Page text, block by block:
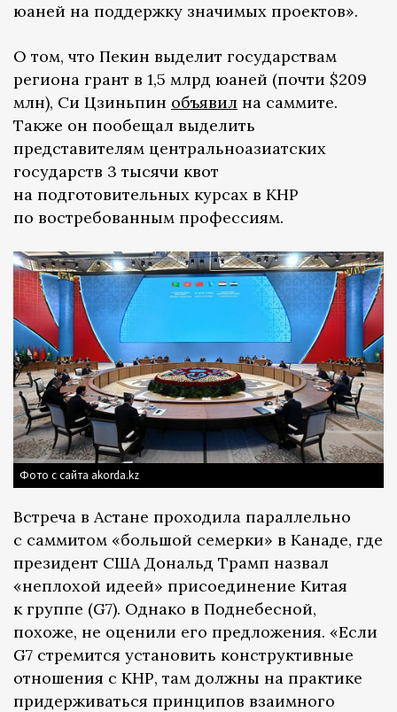
юаней на поддержку значимых проектов».
О том, что Пекин выделит государствам
региона грант в 1,5 млрд юаней (почти $209
млн), Си Цзиньпин объявил на саммите.
Также он пообещал выделить
представителям центральноазиатских
государств 3 тысячи квот
на подготовительных курсах в КНР
по востребованным профессиям.
Фото с сайта akorda.kz
Встреча в Астане проходила параллельно
с саммитом «большой семерки» в Канаде, где
президент США Дональд Трамп назвал
«неплохой идеей» присоединение Китая
к группе (G7). Однако в Поднебесной,
похоже, не оценили его предложения. «Если
G7 стремится установить конструктивные
отношения с КНР, там должны на практике
придерживаться принципов взаимного